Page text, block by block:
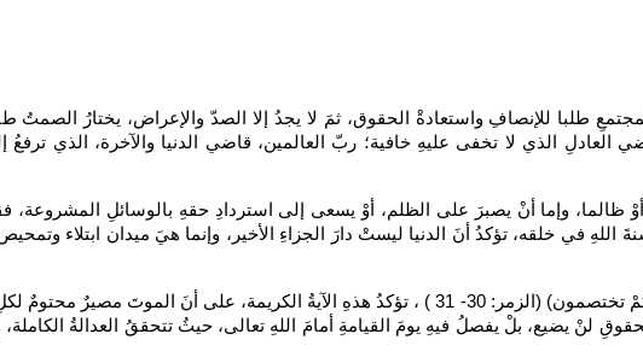
طلبا للإنصافِ واستعادةْ الحقوق، ثمَ لا يجدُ إلا الصدّ والإعراض، يختارُ الصمتُ
العادلِ الذي لا تخفى عليهِ خافية؛ ربّ العالمين، قاضي الدنيا والآخرة، الذي ترفعُ
أوْ ظالما، وإما أنْ يصبرَ على الظلم، أوْ يسعى إلى استردادِ حقهِ بالوسائلِ
في خلقه، تؤكدُ أنَ الدنيا ليستْ دارَ الجزاءِ الأخير، وإنما هيَ ميدان ابتلاء
قالَ سبحانهُ وتعالى: ( إنكَ ميتٌ وإنهمْ ميتون، ثمَ إنكمْ يومَ القيامةِ عندَ ربكمْ تختصمون) (الزمر: 30- 31 ) ، تؤكدُ هذهِ
لنْ يضيع، بلْ يفصلُ فيهِ يومَ القيامةِ أمامَ اللهِ تعالى، حيثُ تتحققُ العدالةُ